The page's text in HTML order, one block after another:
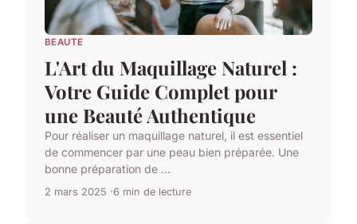
BEAUTE
L'Art du Maquillage Naturel :
Votre Guide Complet pour
une Beauté Authentique
Pour réaliser un maquillage naturel, il est essentiel
de commencer par une peau bien préparée. Une
bonne préparation de ...
2 mars 2025 6 min de lecture